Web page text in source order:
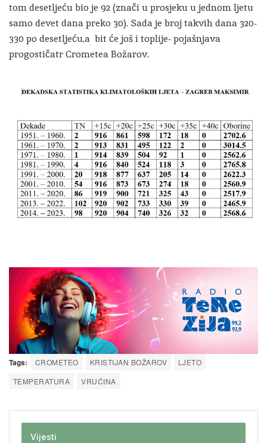
tom desetljeću bio je 92 (znači u prosjeku u jednom ljetu
samo devet dana preko 30). Sada je broj takvih dana 320-
330 po desetljeću,a bit će još i toplije- pojašnjava
progostičatr Crometea Božarov.
Tags: CROMETEO KRISTIJAN BOŽAROV
LJETO
TEMPERATURA
VRUĆINA
Vijesti